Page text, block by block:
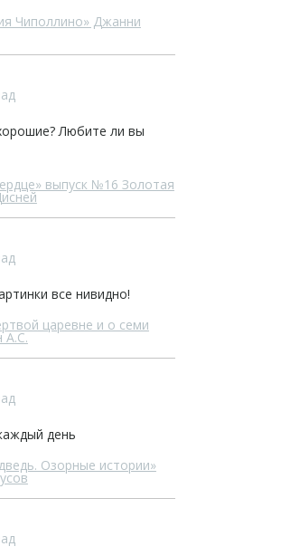
Чиполлино» Джанни
Любите ли вы
выпуск №16 Золотая
все нивидно!
царевне и о семи
А.С.
день
Озорные истории»